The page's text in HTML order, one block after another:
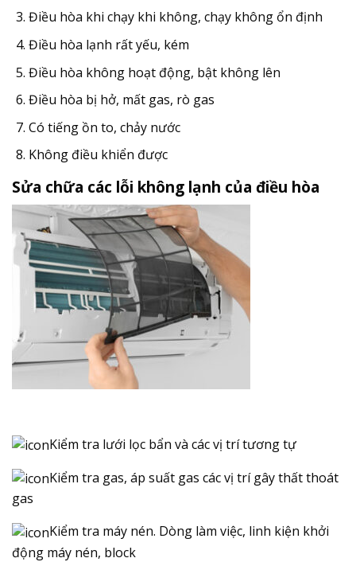
Điều hòa khi chạy khi không, chạy không ổn định
Điều hòa lạnh rất yếu, kém
Điều hòa không hoạt động, bật không lên
Điều hòa bị hở, mất gas, rò gas
Có tiếng ồn to, chảy nước
Không điều khiển được
Sửa chữa các lỗi không lạnh của điều hòa
Kiểm tra lưới lọc bẩn và các vị trí tương tự
Kiểm tra gas, áp suất gas các vị trí gây thất thoát
gas
Kiểm tra máy nén. Dòng làm việc, linh kiện khởi
động máy nén, block